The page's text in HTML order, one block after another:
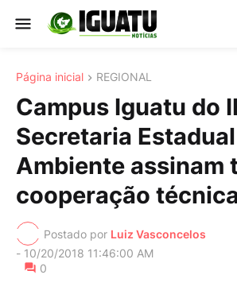
Página inicial REGIONAL
Campus Iguatu do
Secretaria
Ambiente assinam
cooperação
Postado por Luiz Vasconcelos
- 10/20/2018 11:46:00 AM
0